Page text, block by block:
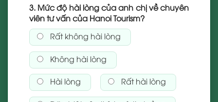
3. Mức độ hài lòng của anh chị về chuyên
viên tư vấn của Hanoi Tourism?
Rất không hài lòng
Không hài lòng
Hài lòng Rất hài lòng